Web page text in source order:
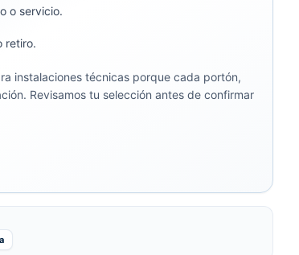
o servicio.
retiro.
instalaciones técnicas porque cada portón,
Revisamos tu selección antes de confirmar